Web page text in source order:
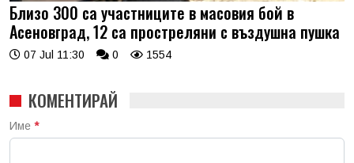
Близо 300 са участниците в масовия бой в
Асеновград, 12 са простреляни с въздушна пушка
07 Jul 11:30 0 1554
КОМЕНТИРАЙ
Име *